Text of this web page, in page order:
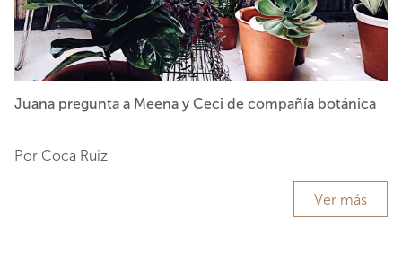
Juana pregunta a Meena y Ceci de compañía botánica
Por Coca Ruiz
Ver más